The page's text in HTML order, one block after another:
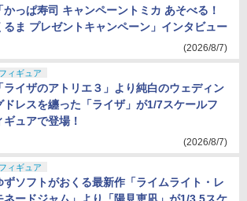
「かっぱ寿司 キャンペーントミカ あそべる！
るま プレゼントキャンペーン」インタビュー
(2026/8/7)
フィギュア
「ライザのアトリエ３」より純白のウェディン
ドレスを纏った「ライザ」が1/7スケールフ
ギュアで登場！
(2026/8/7)
フィギュア
ずソフトがおくる最新作「ライムライト・レ